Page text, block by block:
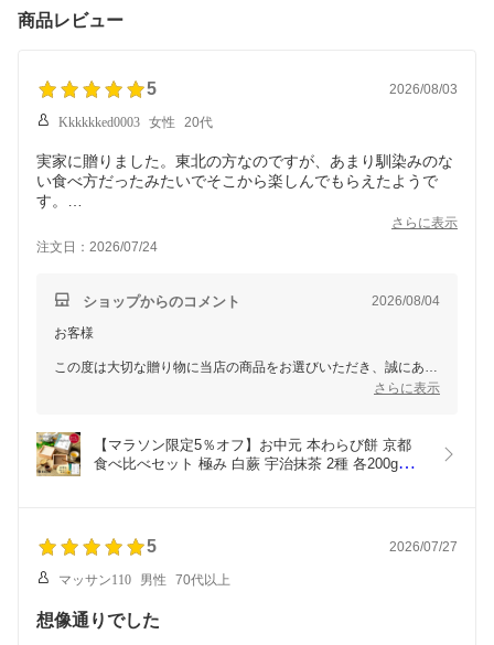
商品レビュー
5 2026/08/03
Kkkkkked0003 女性 20代
実家に贈りました。東北の方なのですが、あまり馴染みのな
い食べ方だったみたいでそこから楽しんでもらえたようで
す。
きちんと説明書通りに食べたと連絡をもらいました。
味はとても感動しておりました。もちもちで今まで食べたこ
機会があれば、自分用に購入して抱えて食べたいと思いま
さらに表示
注文日：2026/07/24
ショップからのコメント 2026/08/04
お客様
この度は大切な贈り物に当店の商品をお選びいただき、誠にあり
も楽しみながらお試しいただけたようで、大変嬉しく拝見いたし
ました。
いです。
これからも皆様に感動していただける和菓子をお届けできるよ
さらに表示
【マラソン限定5％オフ】お中元 本わらび餅 京都
食べ比べセット 極み 白蕨 宇治抹茶 2種 各200g（ギ
5 2026/07/27
マッサン110 男性 70代以上
想像通りでした